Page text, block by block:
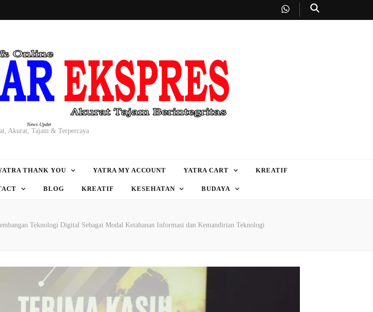
News Updet
Akurat, Tajam & Terpercaya
THANK YOU YATRA MY ACCOUNT YATRA CART KREATIF
BLOG KREATIF KESEHATAN BUDAYA
Teknologi Digital Sebagai Modal Ketahanan Informasi dan Kemandirian Teknologi